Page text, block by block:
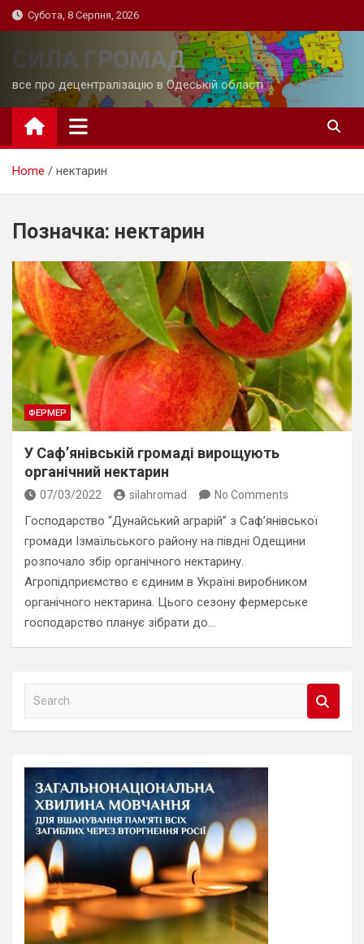
Skip
to
Субота, 8 Серпня, 2026
СИЛА ГРОМАД
все про децентралізацію в Одеській області
Home нектарин
Позначка: нектарин
ФЕРМЕР
У Саф’янівській громаді вирощують
органічний нектарин
07/03/2022 silahromad No Comments
Господарство “Дунайський аграрій” з Саф’янівської
громади Ізмаїльського району на півдні Одещини
розпочало збір органічного нектарину.
Агропідприємство є єдиним в Україні виробником
органічного нектарина. Цього сезону фермерське
господарство планує зібрати до…
a